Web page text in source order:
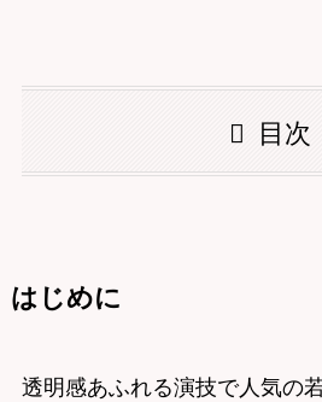
目次
はじめに
透明感あふれる演技で人気の